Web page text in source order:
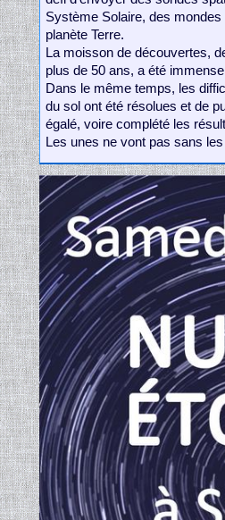
Système Solaire, des
planète Terre.
La moisson de découvertes,
plus de 50 ans, a été
Dans le même temps, les
du sol ont été résolues et de
égalé, voire complété les
Les unes ne vont pas sans